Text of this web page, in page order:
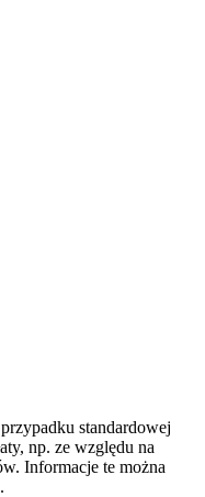
standardowej
np. ze względu na
Informacje te można